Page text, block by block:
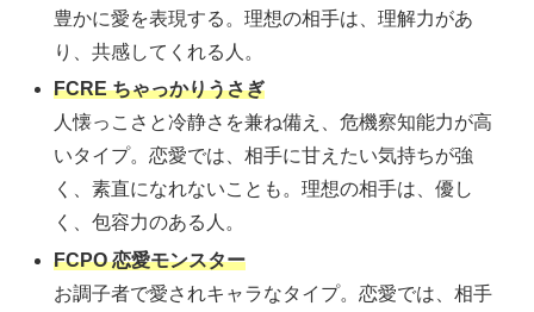
豊かに愛を表現する。理想の相手は、理解力があ
り、共感してくれる人。
FCRE ちゃっかりうさぎ
人懐っこさと冷静さを兼ね備え、危機察知能力が高
いタイプ。恋愛では、相手に甘えたい気持ちが強
く、素直になれないことも。理想の相手は、優し
く、包容力のある人。
FCPO 恋愛モンスター
お調子者で愛されキャラなタイプ。恋愛では、相手